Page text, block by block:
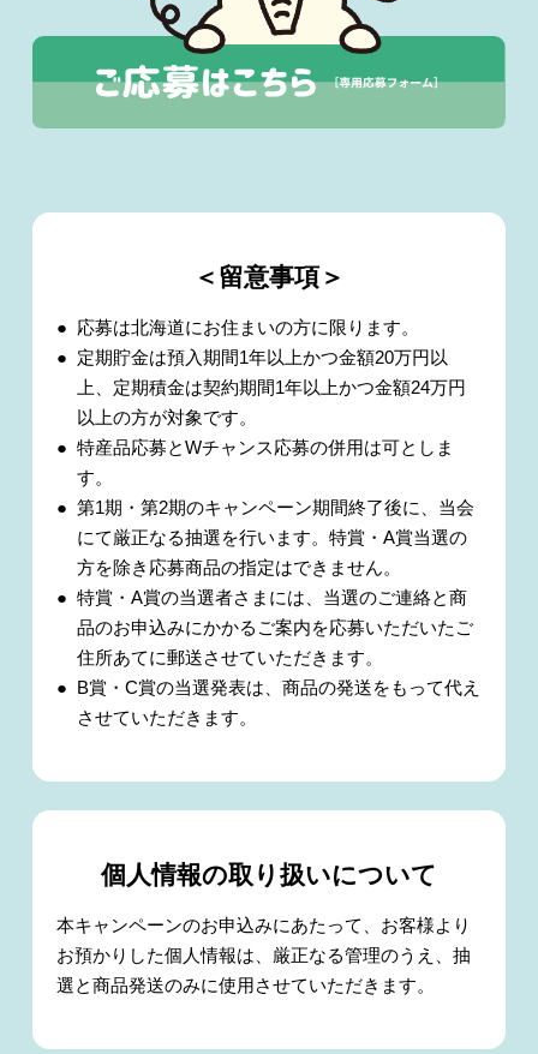
＜留意事項＞
応募は北海道にお住まいの方に限ります。
定期貯金は預入期間1年以上かつ金額20万円以
上、定期積金は契約期間1年以上かつ金額24万円
以上の方が対象です。
特産品応募とWチャンス応募の併用は可としま
す。
第1期・第2期のキャンペーン期間終了後に、当会
にて厳正なる抽選を行います。特賞・A賞当選の
方を除き応募商品の指定はできません。
特賞・A賞の当選者さまには、当選のご連絡と商
品のお申込みにかかるご案内を応募いただいたご
住所あてに郵送させていただきます。
B賞・C賞の当選発表は、商品の発送をもって代え
させていただきます。
個人情報の取り扱いについて
本キャンペーンのお申込みにあたって、お客様より
お預かりした個人情報は、厳正なる管理のうえ、抽
選と商品発送のみに使用させていただきます。